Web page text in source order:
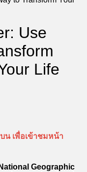
Use
Life
น เพื่อเข้าชมหน้า
Geographic